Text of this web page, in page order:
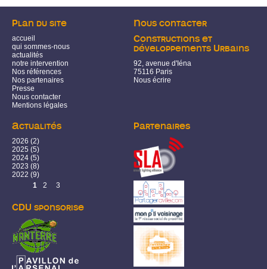
Plan du site
accueil
qui sommes-nous
actualités
notre intervention
Nos références
Nos partenaires
Presse
Nous contacter
Mentions légales
Nous contacter
Constructions et
développements Urbains
92, avenue d'Iéna
75116 Paris
Nous écrire
Actualités
2026 (2)
2025 (5)
2024 (5)
2023 (8)
2022 (9)
Pages
1 2 3
CDU sponsorise
Partenaires